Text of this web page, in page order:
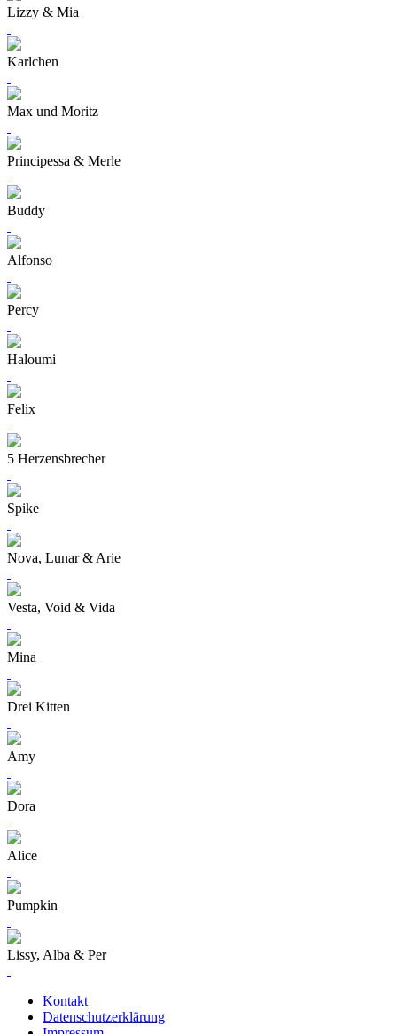
Lizzy & Mia
Karlchen
Max und Moritz
Principessa & Merle
Buddy
Alfonso
Percy
Haloumi
Felix
5 Herzensbrecher
Spike
Nova, Lunar & Arie
Vesta, Void & Vida
Mina
Drei Kitten
Amy
Dora
Alice
Pumpkin
Lissy, Alba & Per
Kontakt
Datenschutzerklärung